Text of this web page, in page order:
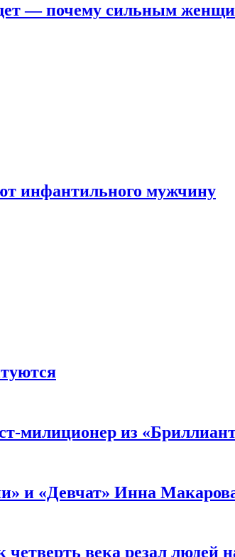
— почему сильным
инфантильного мужчину
милиционер из
и «Девчат» Инна
века резал людей